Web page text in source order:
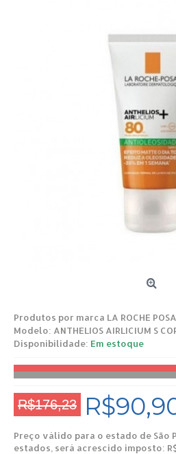
Produtos por marca LA ROCHE
Modelo: ANTHELIOS AIRLICIUM S
Disponibilidade: Em estoque
R$176,23
Preço válido para o estado de São
estados, será acrescido imposto: